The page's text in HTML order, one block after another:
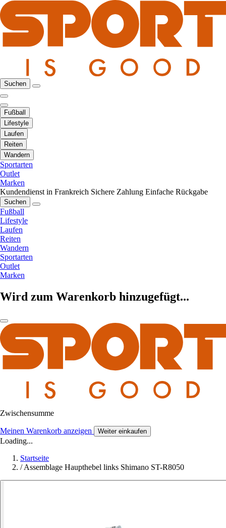
Suchen
Fußball
Lifestyle
Laufen
Reiten
Wandern
Sportarten
Outlet
Marken
Kundendienst in Frankreich Sichere Zahlung Einfache Rückgabe
Suchen
Fußball
Lifestyle
Laufen
Reiten
Wandern
Sportarten
Outlet
Marken
Wird zum Warenkorb hinzugefügt...
Zwischensumme
Meinen Warenkorb anzeigen Weiter einkaufen
Loading...
Startseite
/Assemblage Haupthebel links Shimano ST-R8050